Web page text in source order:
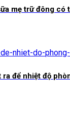
mẹ trữ đông có
ra để nhiệt độ